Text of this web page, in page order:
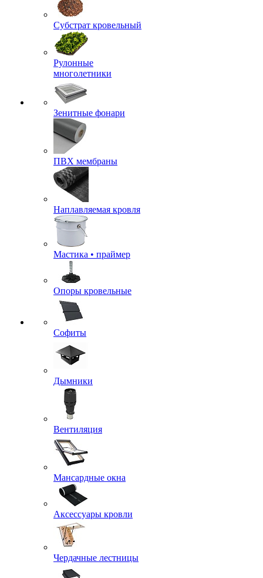
Субстрат кровельный
Рулонные
многолетники
Зенитные фонари
ПВХ мембраны
Наплавляемая кровля
Мастика • праймер
Опоры кровельные
Софиты
Дымники
Вентиляция
Мансардные окна
Аксессуары кровли
Чердачные лестницы